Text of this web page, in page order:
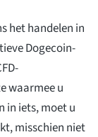
het handelen in
Dogecoin-
waarmee u
in iets, moet u
misschien niet